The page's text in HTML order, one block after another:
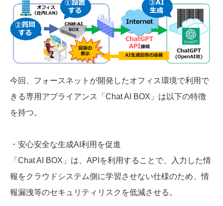
今回、フォースネットが開発したオフィス環境で利用で
きる専用アプライアンス「Chat AI BOX」は以下の特徴
を持つ。
・安心安全な生成AI利用を促進
「Chat AI BOX」は、APIを利用することで、入力した情
報をクラウドシステム側に学習させない仕様のため、情
報漏洩等のセキュリティリスクを低減させる。